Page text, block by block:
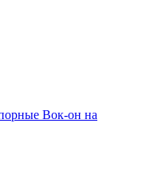
Вок-он на